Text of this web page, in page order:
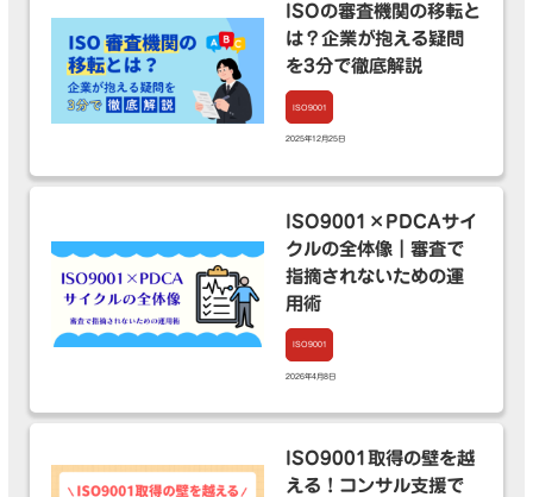
ISO9001
2025年12月25日
ISOの審査機関の移転と
は？企業が抱える疑問
を3分で徹底解説
ISO9001
2026年4月8日
ISO9001×PDCAサイ
クルの全体像｜審査で
指摘されないための運
用術
ISO9001取得の壁を越
える！コンサル支援で